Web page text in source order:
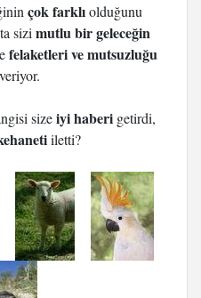
çok farklıolduğunu
sizi mutlu bir geleceğin
felaketleri ve mutsuzluğu
sizeiyi haberi getirdi,
iletti?